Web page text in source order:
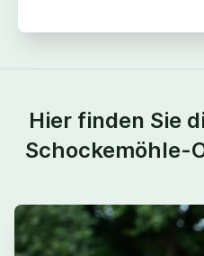
Hier finden Sie
Schockemöhle-